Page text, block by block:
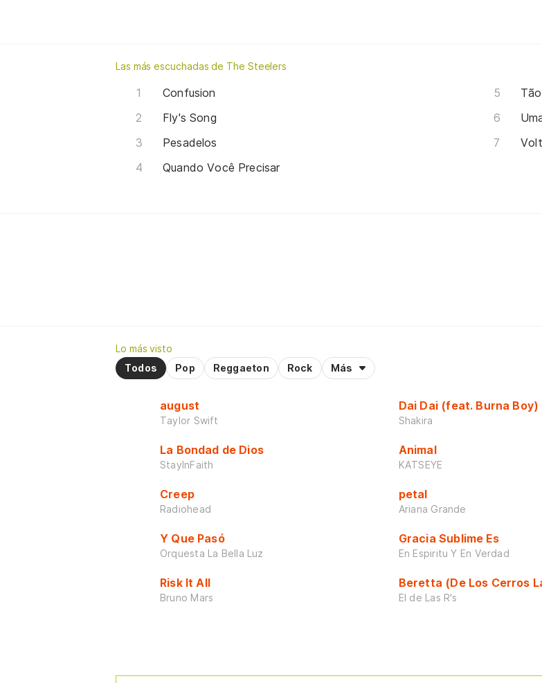
Las más escuchadas de The Steelers
Confusion
Fly's Song
Pesadelos
Quando Você Precisar
Lo más visto
Todos
Pop Reggaeton Rock Más
august
Taylor Swift
La Bondad de Dios
StayInFaith
Creep
Radiohead
Y Que Pasó
Orquesta La Bella Luz
Risk It All
Bruno Mars
Dai Dai (feat. Burna Boy)
Shakira
Animal
KATSEYE
petal
Ariana Grande
Gracia Sublime Es
En Espiritu Y En Verdad
Beretta (De Los Cerros
El de Las R's